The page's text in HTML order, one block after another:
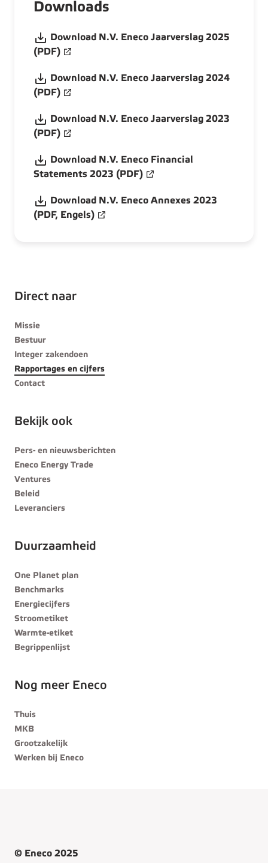
Downloads
Download N.V. Eneco Jaarverslag 2025
(PDF)
Download N.V. Eneco Jaarverslag 2024
(PDF)
Download N.V. Eneco Jaarverslag 2023
(PDF)
Download N.V. Eneco Financial
Statements 2023 (PDF)
Download N.V. Eneco Annexes 2023
(PDF, Engels)
Direct naar
Missie
Bestuur
Integer zakendoen
Rapportages en cijfers
Contact
Bekijk ook
Pers- en nieuwsberichten
Eneco Energy Trade
Ventures
Beleid
Leveranciers
Duurzaamheid
One Planet plan
Benchmarks
Energiecijfers
Stroometiket
Warmte-etiket
Begrippenlijst
Nog meer Eneco
Thuis
MKB
Grootzakelijk
Werken bij Eneco
© Eneco 2025